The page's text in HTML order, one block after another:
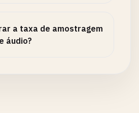
a taxa de amostragem
áudio?